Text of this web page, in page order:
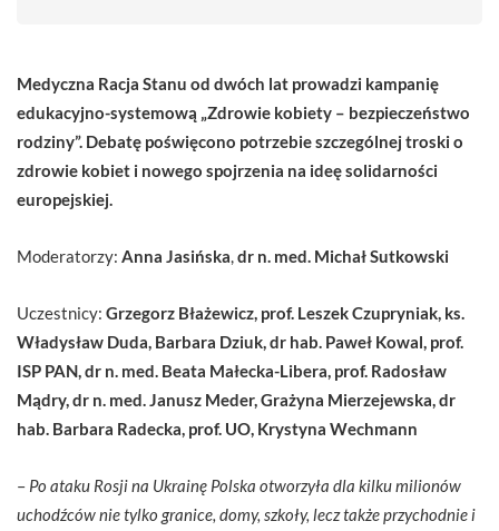
Medyczna Racja Stanu od dwóch lat prowadzi kampanię
edukacyjno-systemową „Zdrowie kobiety – bezpieczeństwo
rodziny”. Debatę poświęcono potrzebie szczególnej troski o
zdrowie kobiet i nowego spojrzenia na ideę solidarności
europejskiej.
Moderatorzy: Anna Jasińska dr n. med. Michał Sutkowski
Uczestnicy: Grzegorz Błażewicz, prof. Leszek Czupryniak, ks.
Władysław Duda, Barbara Dziuk, dr hab. Paweł Kowal, prof.
ISP PAN, dr n. med. Beata Małecka-Libera, prof. Radosław
Mądry, dr n. med. Janusz Meder, Grażyna Mierzejewska, dr
hab. Barbara Radecka, prof. UO, Krystyna Wechmann
– Po ataku Rosji na Ukrainę Polska otworzyła dla kilku milionów
uchodźców nie tylko granice, domy, szkoły, lecz także przychodnie i